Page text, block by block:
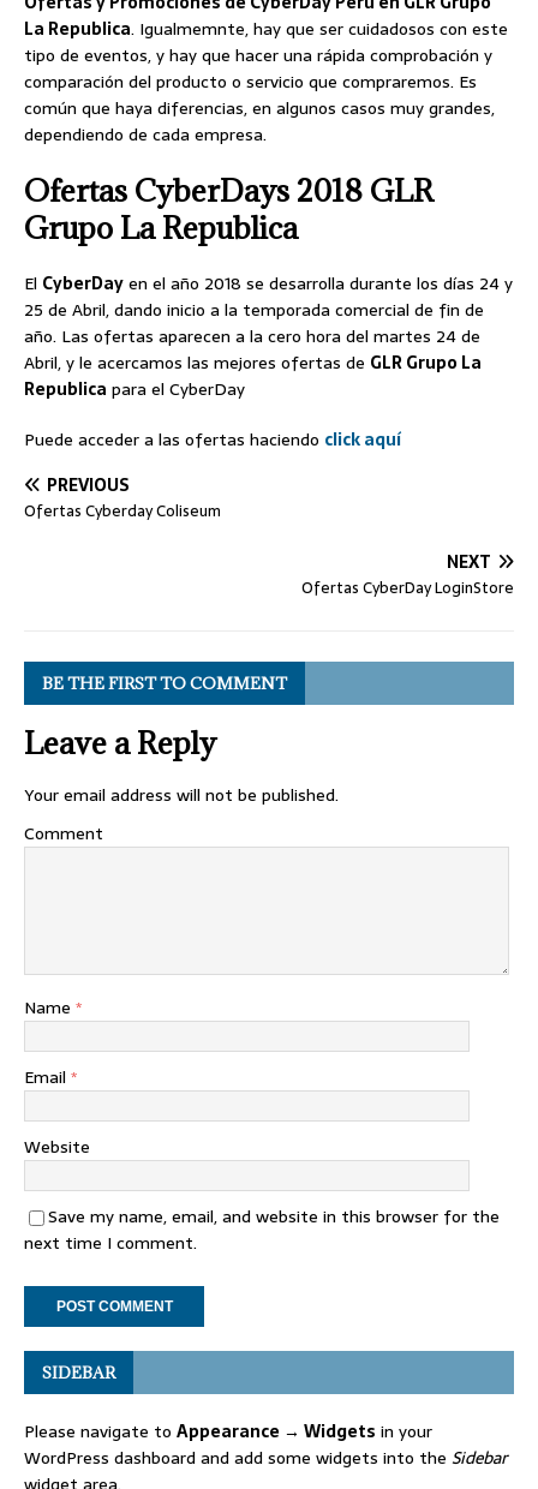
La Republica. Igualmemnte, hay que ser cuidadosos con este
tipo de eventos, y hay que hacer una rápida comprobación y
comparación del producto o servicio que compraremos. Es
común que haya diferencias, en algunos casos muy grandes,
dependiendo de cada empresa.
Ofertas CyberDays 2018 GLR
Grupo La Republica
El CyberDayen el año 2018 se desarrolla durante los días 24 y
25 de Abril, dando inicio a la temporada comercial de fin de
año. Las ofertas aparecen a la cero hora del martes 24 de
Abril, y le acercamos las mejores ofertas de GLR Grupo La
Republica para el CyberDay
Puede acceder a las ofertas haciendo click aquí
PREVIOUS
Ofertas Cyberday Coliseum
NEXT
Ofertas CyberDay LoginStore
BE THE FIRST TO COMMENT
Leave a Reply
Your email address will not be published.
Comment
Name *
Email *
Website
Save my name, email, and website in this browser for the
next time I comment.
SIDEBAR
Please navigate to Appearance → Widgets in your
WordPress dashboard and add some widgets into the Sidebar